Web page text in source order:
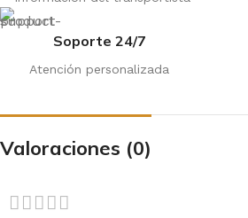
Soporte 24/7
Atención personalizada
Valoraciones (0)